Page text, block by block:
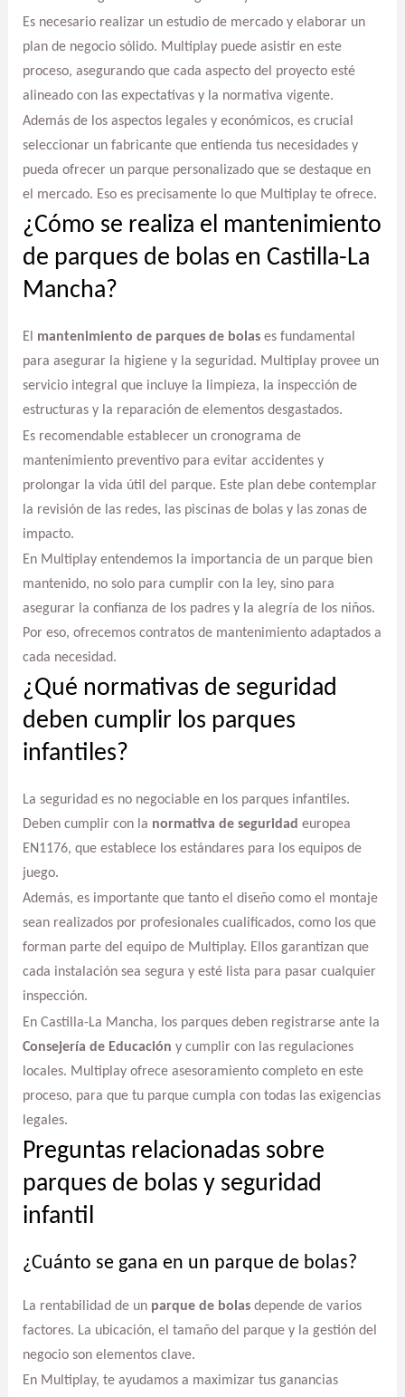
Es necesario realizar un estudio de mercado y elaborar un
plan de negocio sólido. Multiplay puede asistir en este
proceso, asegurando que cada aspecto del proyecto esté
alineado con las expectativas y la normativa vigente.
Además de los aspectos legales y económicos, es crucial
seleccionar un fabricante que entienda tus necesidades y
pueda ofrecer un parque personalizado que se destaque en
el mercado. Eso es precisamente lo que Multiplay te ofrece.
¿Cómo se realiza el mantenimiento
de parques de bolas en Castilla-La
Mancha?
El mantenimiento de parques de bolases fundamental
para asegurar la higiene y la seguridad. Multiplay provee un
servicio integral que incluye la limpieza, la inspección de
estructuras y la reparación de elementos desgastados.
Es recomendable establecer un cronograma de
mantenimiento preventivo para evitar accidentes y
prolongar la vida útil del parque. Este plan debe contemplar
la revisión de las redes, las piscinas de bolas y las zonas de
impacto.
En Multiplay entendemos la importancia de un parque bien
mantenido, no solo para cumplir con la ley, sino para
asegurar la confianza de los padres y la alegría de los niños.
Por eso, ofrecemos contratos de mantenimiento adaptados a
cada necesidad.
¿Qué normativas de seguridad
deben cumplir los parques
infantiles?
La seguridad es no negociable en los parques infantiles.
Deben cumplir con la normativa de seguridad europea
EN1176, que establece los estándares para los equipos de
juego.
Además, es importante que tanto el diseño como el montaje
sean realizados por profesionales cualificados, como los que
forman parte del equipo de Multiplay. Ellos garantizan que
cada instalación sea segura y esté lista para pasar cualquier
inspección.
En Castilla-La Mancha, los parques deben registrarse ante la
Consejería de Educación y cumplir con las regulaciones
locales. Multiplay ofrece asesoramiento completo en este
proceso, para que tu parque cumpla con todas las exigencias
legales.
Preguntas relacionadas sobre
parques de bolas y seguridad
infantil
¿Cuánto se gana en un parque de bolas?
La rentabilidad de un parque de bolasdepende de varios
factores. La ubicación, el tamaño del parque y la gestión del
negocio son elementos clave.
En Multiplay, te ayudamos a maximizar tus ganancias